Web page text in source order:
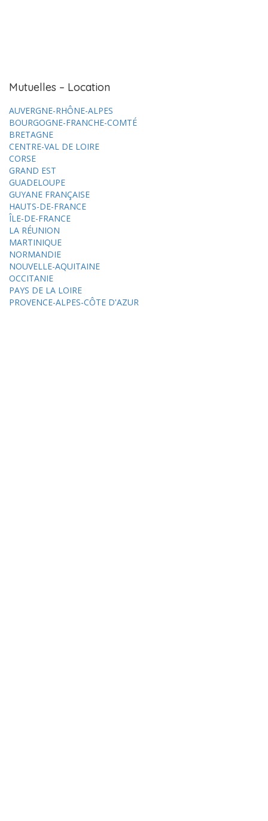
Mutuelles – Location
AUVERGNE-RHÔNE-ALPES
BOURGOGNE-FRANCHE-COMTÉ
BRETAGNE
CENTRE-VAL DE LOIRE
CORSE
GRAND EST
GUADELOUPE
GUYANE FRANÇAISE
HAUTS-DE-FRANCE
ÎLE-DE-FRANCE
LA RÉUNION
MARTINIQUE
NORMANDIE
NOUVELLE-AQUITAINE
OCCITANIE
PAYS DE LA LOIRE
PROVENCE-ALPES-CÔTE D'AZUR